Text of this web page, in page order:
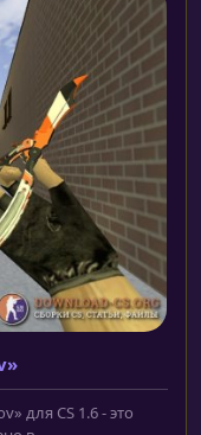
для CS 1.6 - это